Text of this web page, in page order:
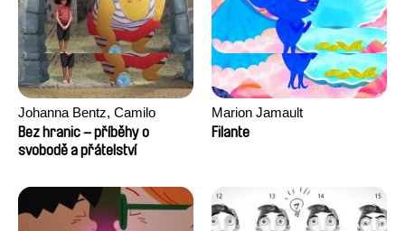
Johanna Bentz, Camilo
Colmenares, Sandra Dajani,
Madeleine Dallmeyer, Nazgol
Khaled Nawal, Nada Riyad
Bez hranic – příběhy o
svobodě a přátelství
Marion Jamault
Filante